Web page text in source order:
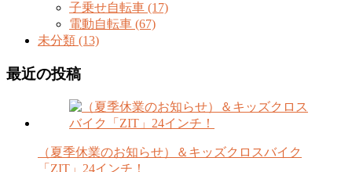
子乗せ自転車 (17)
電動自転車 (67)
未分類 (13)
最近の投稿
（夏季休業のお知らせ）＆キッズクロスバイク
「ZIT」24インチ！